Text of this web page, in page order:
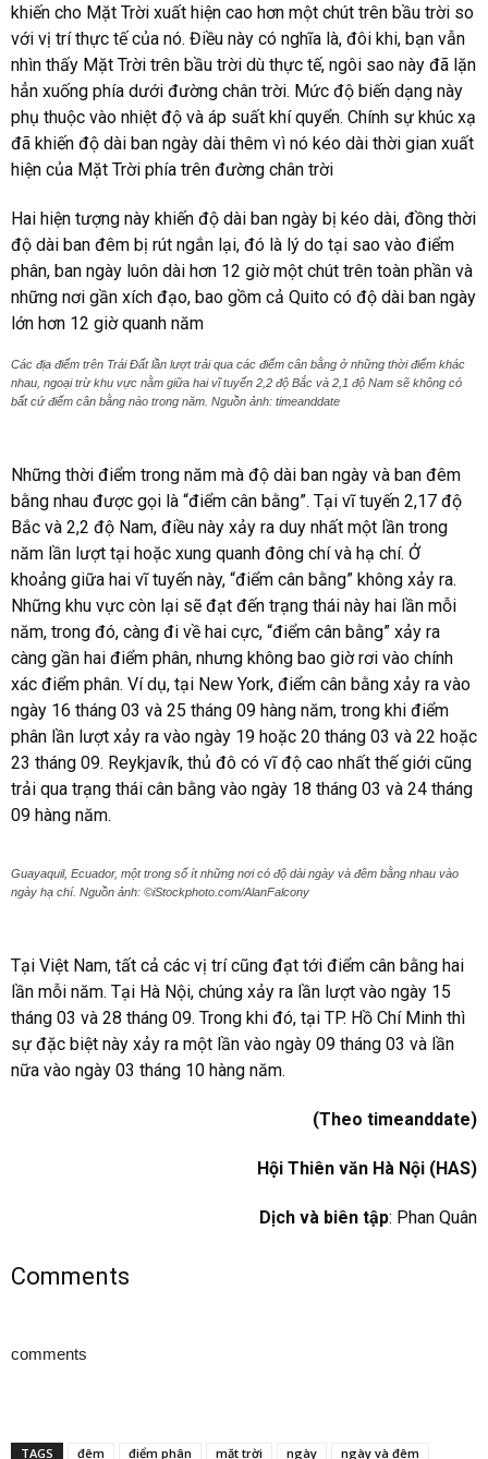
khiến cho Mặt Trời xuất hiện cao hơn một chút trên bầu trời so
với vị trí thực tế của nó. Điều này có nghĩa là, đôi khi, bạn vẫn
nhìn thấy Mặt Trời trên bầu trời dù thực tế, ngôi sao này đã lặn
hẳn xuống phía dưới đường chân trời. Mức độ biến dạng này
phụ thuộc vào nhiệt độ và áp suất khí quyển. Chính sự khúc xạ
đã khiến độ dài ban ngày dài thêm vì nó kéo dài thời gian xuất
hiện của Mặt Trời phía trên đường chân trời
Hai hiện tượng này khiến độ dài ban ngày bị kéo dài, đồng thời
độ dài ban đêm bị rút ngắn lại, đó là lý do tại sao vào điểm
phân, ban ngày luôn dài hơn 12 giờ một chút trên toàn phần và
những nơi gần xích đạo, bao gồm cả Quito có độ dài ban ngày
lớn hơn 12 giờ quanh năm
Các địa điểm trên Trái Đất lần lượt trải qua các điểm cân bằng ở những thời điểm khác
nhau, ngoại trừ khu vực nằm giữa hai vĩ tuyến 2,2 độ Bắc và 2,1 độ Nam sẽ không có
bất cứ điểm cân bằng nào trong năm. Nguồn ảnh: timeanddate
Những thời điểm trong năm mà độ dài ban ngày và ban đêm
bằng nhau được gọi là “điểm cân bằng”. Tại vĩ tuyến 2,17 độ
Bắc và 2,2 độ Nam, điều này xảy ra duy nhất một lần trong
năm lần lượt tại hoặc xung quanh đông chí và hạ chí. Ở
khoảng giữa hai vĩ tuyến này, “điểm cân bằng” không xảy ra.
Những khu vực còn lại sẽ đạt đến trạng thái này hai lần mỗi
năm, trong đó, càng đi về hai cực, “điểm cân bằng” xảy ra
càng gần hai điểm phân, nhưng không bao giờ rơi vào chính
xác điểm phân. Ví dụ, tại New York, điểm cân bằng xảy ra vào
ngày 16 tháng 03 và 25 tháng 09 hàng năm, trong khi điểm
phân lần lượt xảy ra vào ngày 19 hoặc 20 tháng 03 và 22 hoặc
23 tháng 09. Reykjavík, thủ đô có vĩ độ cao nhất thế giới cũng
trải qua trạng thái cân bằng vào ngày 18 tháng 03 và 24 tháng
09 hàng năm.
Guayaquil, Ecuador, một trong số ít những nơi có độ dài ngày và đêm bằng nhau vào
ngày hạ chí. Nguồn ảnh: ©iStockphoto.com/AlanFalcony
Tại Việt Nam, tất cả các vị trí cũng đạt tới điểm cân bằng hai
lần mỗi năm. Tại Hà Nội, chúng xảy ra lần lượt vào ngày 15
tháng 03 và 28 tháng 09. Trong khi đó, tại TP. Hồ Chí Minh thì
sự đặc biệt này xảy ra một lần vào ngày 09 tháng 03 và lần
nữa vào ngày 03 tháng 10 hàng năm.
(Theo timeanddate)
Hội Thiên văn Hà Nội (HAS)
Dịch và biên tập: Phan Quân
Comments
comments
TAGS đêm điểm phân mặt trời ngày ngày và đêm